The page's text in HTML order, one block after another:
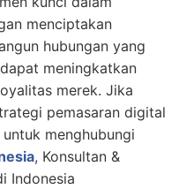
menciptakan
hubungan yang
meningkatkan
merek. Jika
pemasaran digital
menghubungi
, Konsultan &
Indonesia